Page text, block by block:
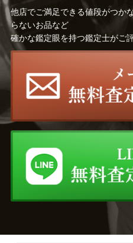
他店でご満足できる値段がつか
らないお品など
確かな鑑定眼を持つ鑑定士がご